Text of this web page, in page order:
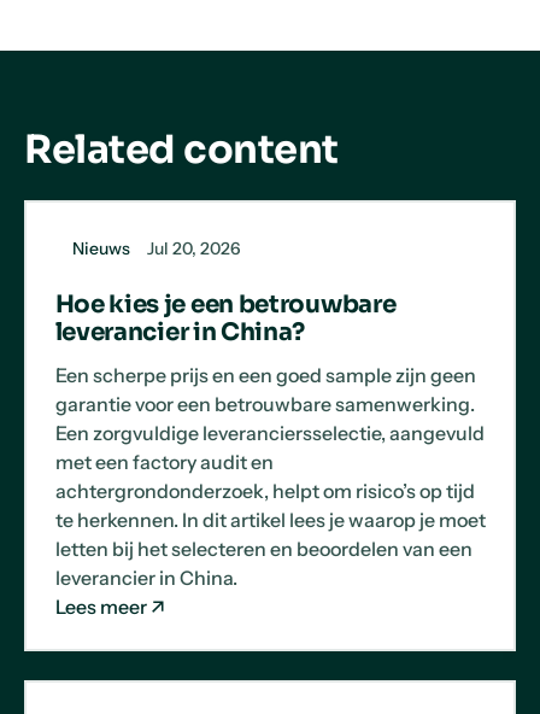
Related content
Nieuws Jul 20, 2026
Hoe kies je een betrouwbare
leverancier in China?
Een scherpe prijs en een goed sample zijn geen
garantie voor een betrouwbare samenwerking.
Een zorgvuldige leveranciersselectie, aangevuld
met een factory audit en
achtergrondonderzoek, helpt om risico’s op tijd
te herkennen. In dit artikel lees je waarop je moet
letten bij het selecteren en beoordelen van een
leverancier in China.
Lees meer